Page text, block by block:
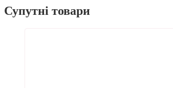
Супутні товари